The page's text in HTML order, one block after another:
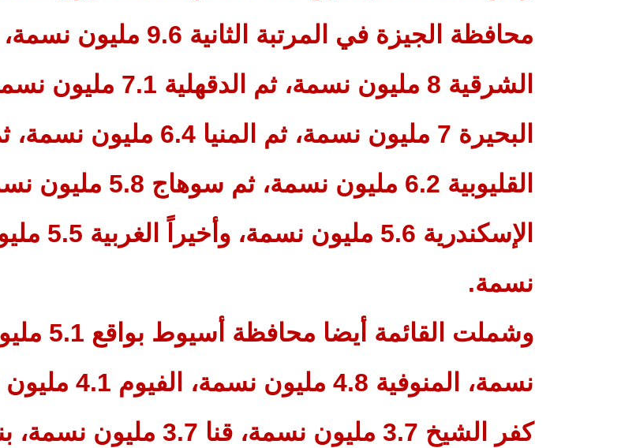
محافظة الجيزة في المرتبة الثانية 9.6
الشرقية 8 مليون نسمة، ثم الدقهلية
البحيرة 7 مليون نسمة، ثم المنيا 6.4 مليون
القليوبية 6.2 مليون نسمة، ثم
الإسكندرية 5.6 مليون نسمة،
نسمة.
وشملت القائمة أيضا محافظة
نسمة، المنوفية 4.8 مليون
كفر الشيخ 3.7 مليون نسمة، قنا 3.7 مليون